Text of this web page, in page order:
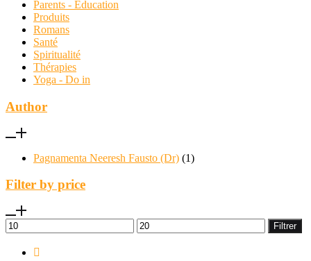
Parents - Education
Produits
Romans
Santé
Spiritualité
Thérapies
Yoga - Do in
Author
Pagnamenta Neeresh Fausto (Dr) (1)
Filter by price
Prix
min
Prix
max
Filtrer